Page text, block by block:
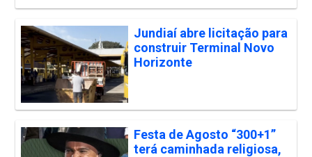
Jundiaí abre licitação para
construir Terminal Novo
Horizonte
Festa de Agosto “300+1”
terá caminhada religiosa,